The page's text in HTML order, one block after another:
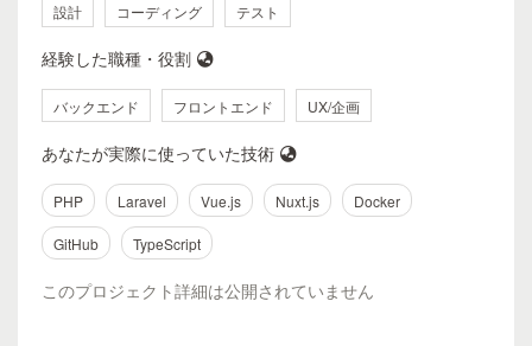
設計 コーディング テスト
経験した職種・役割
バックエンド フロントエンド UX/企画
あなたが実際に使っていた技術
PHP Laravel Vue.js Nuxt.js Docker
GitHub TypeScript
このプロジェクト詳細は公開されていません